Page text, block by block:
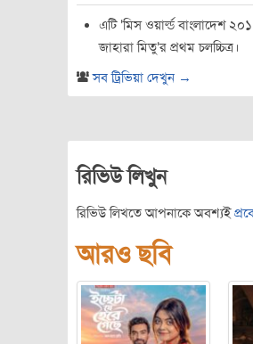
এটি 'মিস ওয়ার্ল্ড বাংলাদেশ
জাহারা মিতু'র প্রথম চলচ্চিত্র।
সব ট্রিভিয়া দেখুন →
রিভিউ লিখুন
রিভিউ লিখতে আপনাকে অবশ্যই
আরও ছবি